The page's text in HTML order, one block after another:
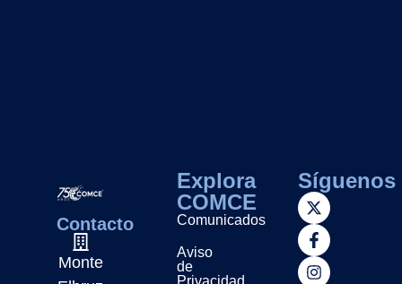
Contacto
Monte
Explora
COMCE
Comunicados
Aviso
de
Privacidad
Síguenos